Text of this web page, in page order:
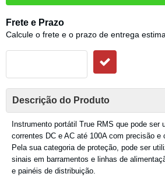
Frete e Prazo
Calcule o frete e o prazo de entrega
Descrição do Produto
Instrumento portátil True RMS que pode ser
correntes DC e AC até 100A com precisão e
Pela sua categoria de proteção, pode ser
sinais em barramentos e linhas de
e painéis de distribuição.